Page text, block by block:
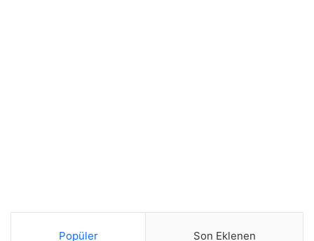
Popüler Son Eklenen